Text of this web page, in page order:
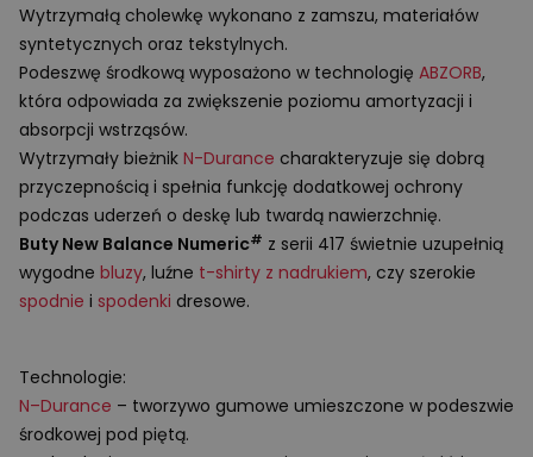
Wytrzymałą cholewkę wykonano z zamszu, materiałów
syntetycznych oraz tekstylnych.
Podeszwę środkową wyposażono w technologię ABZORB,
która odpowiada za zwiększenie poziomu amortyzacji i
absorpcji wstrząsów.
Wytrzymały bieżnik N-Durance charakteryzuje się dobrą
przyczepnością i spełnia funkcję dodatkowej ochrony
podczas uderzeń o deskę lub twardą nawierzchnię.
Buty New Balance Numeric# z serii 417 świetnie uzupełnią
wygodne bluzy, luźne t-shirty z nadrukiem, czy szerokie
spodnie i spodenki dresowe.
Technologie:
N–Durance – tworzywo gumowe umieszczone w podeszwie
środkowej pod piętą.